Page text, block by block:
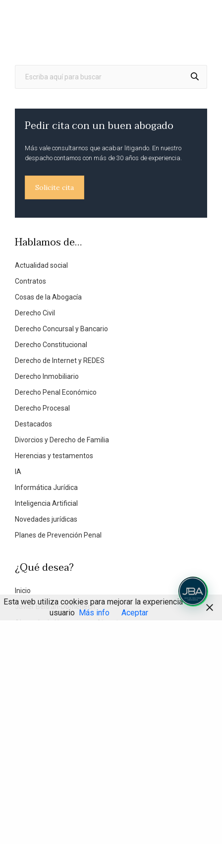
Pedir cita con un buen abogado
Más vale consultarnos que acabar litigando. En nuestro
despacho contamos con más de 30 años de experiencia.
Solicite cita
Hablamos de…
Actualidad social
Contratos
Cosas de la Abogacía
Derecho Civil
Derecho Concursal y Bancario
Derecho Constitucional
Derecho de Internet y REDES
Derecho Inmobiliario
Derecho Penal Económico
Derecho Procesal
Destacados
Divorcios y Derecho de Familia
Herencias y testamentos
IA
Informática Jurídica
Inteligencia Artificial
Novedades jurídicas
Planes de Prevención Penal
¿Qué desea?
Inicio
Javier Beltrán-Domenech
Abogado de Herencias en Alicante
Esta web utiliza cookies para mejorar la experiencia de
usuario Más info Aceptar